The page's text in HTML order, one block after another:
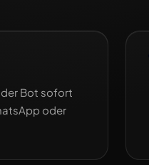
Bot sofort
oder